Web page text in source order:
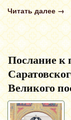
Читать далее →
Послание к
Великого